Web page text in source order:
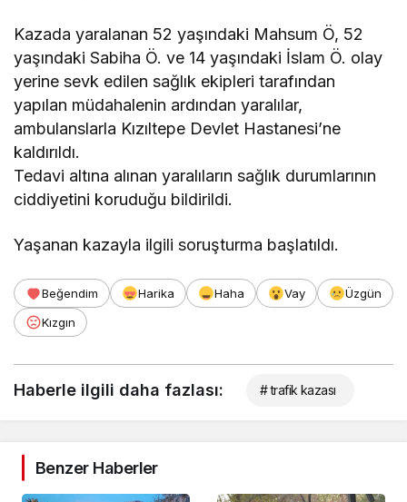
Kazada yaralanan 52 yaşındaki Mahsum Ö, 52
yaşındaki Sabiha Ö. ve 14 yaşındaki İslam Ö. olay
yerine sevk edilen sağlık ekipleri tarafından
yapılan müdahalenin ardından yaralılar,
ambulanslarla Kızıltepe Devlet Hastanesi’ne
kaldırıldı.
Tedavi altına alınan yaralıların sağlık durumlarının
ciddiyetini koruduğu bildirildi.
Yaşanan kazayla ilgili soruşturma başlatıldı.
Beğendim Harika Haha Vay
Üzgün
Kızgın
Haberle ilgili daha fazlası: # trafik kazası
Benzer Haberler